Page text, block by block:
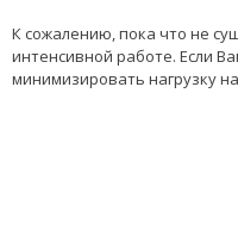
К сожалению, пока что не
интенсивной работе. Если
минимизировать нагрузку